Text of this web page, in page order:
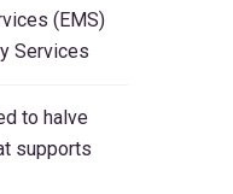
(EMS)
Services
to halve
supports